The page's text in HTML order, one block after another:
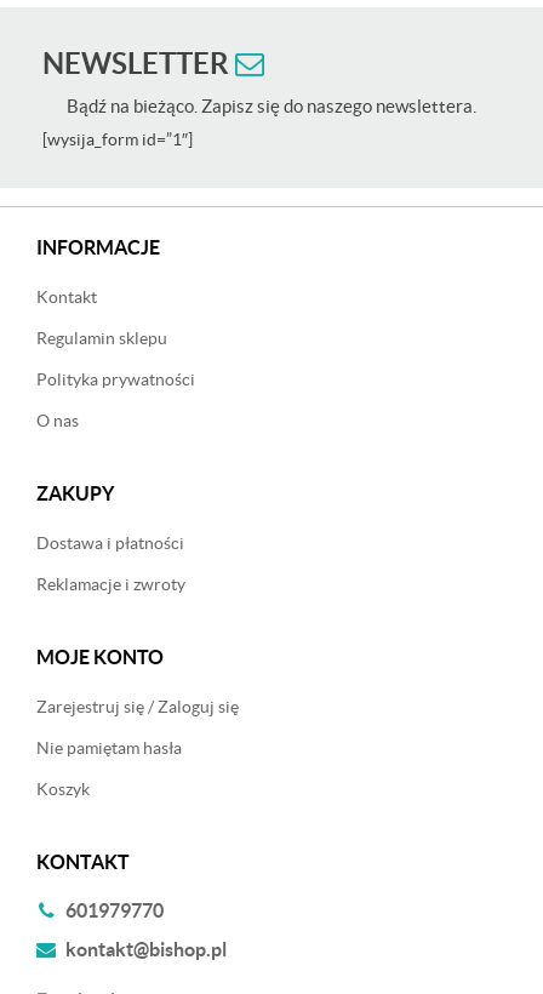
NEWSLETTER
Bądź na bieżąco. Zapisz się do naszego newslettera.
[wysija_form id=”1″]
INFORMACJE
Kontakt
Regulamin sklepu
Polityka prywatności
O nas
ZAKUPY
Dostawa i płatności
Reklamacje i zwroty
MOJE KONTO
Zarejestruj się / Zaloguj się
Nie pamiętam hasła
Koszyk
KONTAKT
601979770
kontakt@bishop.pl